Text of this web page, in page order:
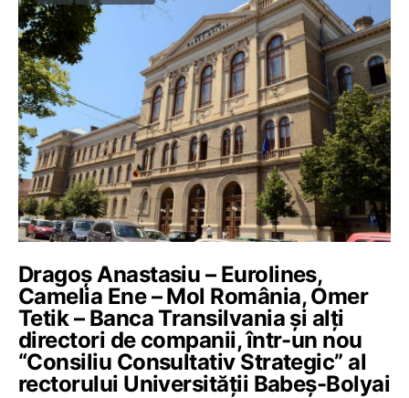
Dragoș Anastasiu – Eurolines,
Camelia Ene – Mol România, Omer
Tetik – Banca Transilvania și alți
directori de companii, într-un nou
“Consiliu Consultativ Strategic” al
rectorului Universității Babeș-Bolyai